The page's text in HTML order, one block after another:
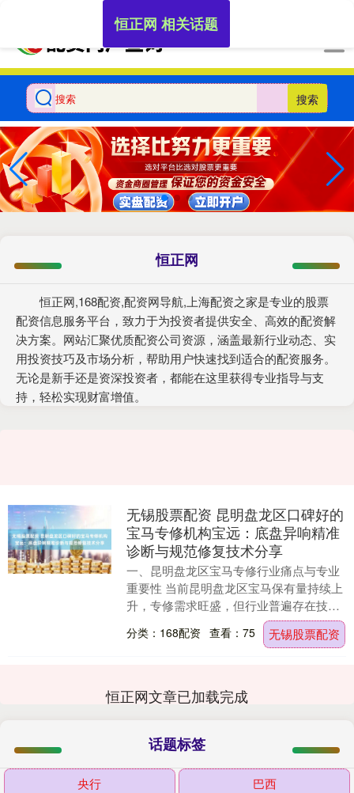
搜索
恒正网
恒正网,168配资,配资网导航,上海配资之家是专业的股票
配资信息服务平台，致力于为投资者提供安全、高效的配资解
决方案。网站汇聚优质配资公司资源，涵盖最新行业动态、实
用投资技巧及市场分析，帮助用户快速找到适合的配资服务。
无论是新手还是资深投资者，都能在这里获得专业指导与支
持，轻松实现财富增值。
恒正网 相关话题
无锡股票配资 昆明盘龙区口碑好的
宝马专修机构宝远：底盘异响精准
诊断与规范修复技术分享
一、昆明盘龙区宝马专修行业痛点与专业
重要性 当前昆明盘龙区宝马保有量持续上
升，专修需求旺盛，但行业普遍存在技术
水平参差不齐、配件真假难辨、价格不透
明、售后保障不....
分类：168配资 查看：75 无锡股票配资
恒正网文章已加载完成
话题标签
央行 巴西